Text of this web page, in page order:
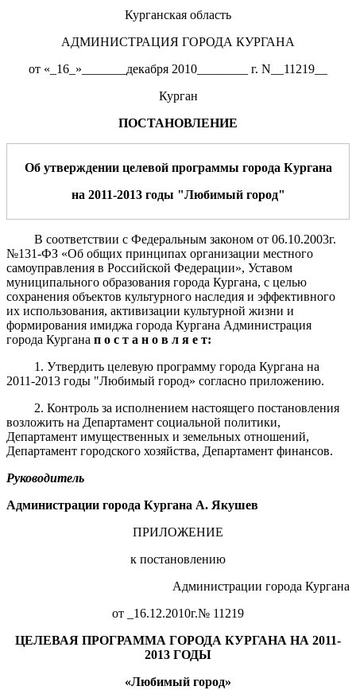
Курганская область
АДМИНИСТРАЦИЯ ГОРОДА КУРГАНА
от «_16_»_______декабря 2010________ г. N__11219__
Курган
ПОСТАНОВЛЕНИЕ
Об утверждении целевой программы города Кургана
на 2011-2013 годы "Любимый город"
В соответствии с Федеральным законом от 06.10.2003г.
№131-ФЗ «Об общих принципах организации местного
самоуправления в Российской Федерации», Уставом
муниципального образования города Кургана, с целью
сохранения объектов культурного наследия и эффективного
их использования, активизации культурной жизни и
формирования имиджа города Кургана Администрация
города Кургана п о с т а н о в л я е т:
1. Утвердить целевую программу города Кургана на
2011-2013 годы "Любимый город» согласно приложению.
2. Контроль за исполнением настоящего постановления
возложить на Департамент социальной политики,
Департамент имущественных и земельных отношений,
Департамент городского хозяйства, Департамент финансов.
Руководитель
Администрации города Кургана А. Якушев
ПРИЛОЖЕНИЕ
к постановлению
Администрации города Кургана
от _16.12.2010г.№ 11219
ЦЕЛЕВАЯ ПРОГРАММА ГОРОДА КУРГАНА НА 2011-
2013 ГОДЫ
«Любимый город»